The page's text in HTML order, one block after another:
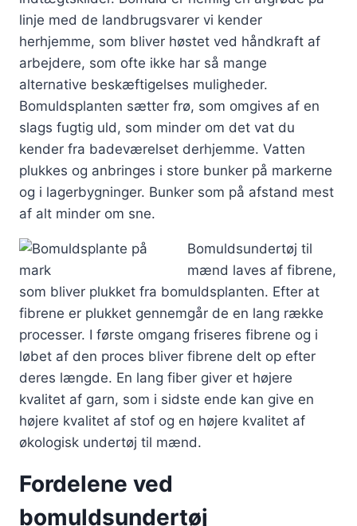
linje med de landbrugsvarer vi kender
herhjemme, som bliver høstet ved håndkraft af
arbejdere, som ofte ikke har så mange
alternative beskæftigelses muligheder.
Bomuldsplanten sætter frø, som omgives af en
slags fugtig uld, som minder om det vat du
kender fra badeværelset derhjemme. Vatten
plukkes og anbringes i store bunker på markerne
og i lagerbygninger. Bunker som på afstand mest
af alt minder om sne.
Bomuldsundertøj til
mænd laves af fibrene,
som bliver plukket fra bomuldsplanten. Efter at
fibrene er plukket gennemgår de en lang række
processer. I første omgang friseres fibrene og i
løbet af den proces bliver fibrene delt op efter
deres længde. En lang fiber giver et højere
kvalitet af garn, som i sidste ende kan give en
højere kvalitet af stof og en højere kvalitet af
økologisk undertøj til mænd.
Fordelene ved
bomuldsundertøj